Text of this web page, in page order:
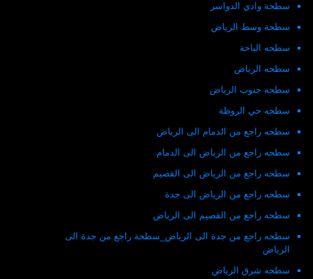
سطحة وادي الدواسر
سطحة وسط الرياض
سطحه الباحة
سطحه الرياض
سطحه جنوب الرياض
سطحه حي الروظة
سطحه راجع من الدمام الى الرياض
سطحه راجع من الرياض الى الدمام
سطحه راجع من الرياض الى القصيم
سطحه راجع من الرياض الى جدة
سطحه راجع من القصيم الى الرياض
سطحه راجع من جدة الى الرياض_سطحة راجع من جدة الى
الرياض
سطحه شرق الرياض